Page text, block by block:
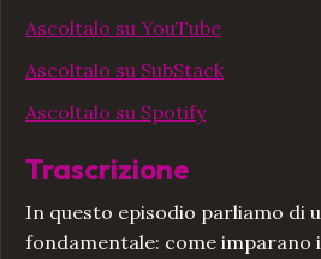
Ascoltalo su YouTube
Ascoltalo su SubStack
Ascoltalo su Spotify
Trascrizione
In questo episodio parliamo di
fondamentale: come imparano